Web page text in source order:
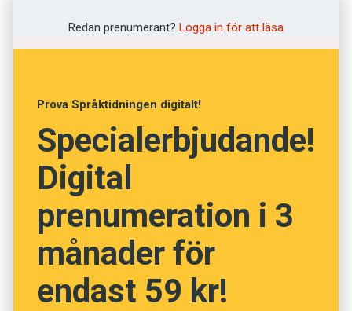
Laura
Pojkar
Maximilian
Paul
David
Elias
Redan prenumerant? Logga in för att läsa
Prova Språktidningen digitalt!
Specialerbjudande!
Digital
prenumeration i 3
månader för
endast 59 kr!